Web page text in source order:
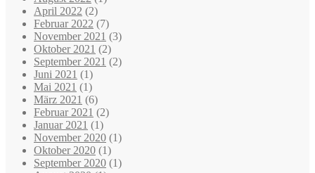
April 2022 (2)
Februar 2022 (7)
November 2021 (3)
Oktober 2021 (2)
September 2021 (2)
Juni 2021 (1)
Mai 2021 (1)
März 2021 (6)
Februar 2021 (2)
Januar 2021 (1)
November 2020 (1)
Oktober 2020 (1)
September 2020 (1)